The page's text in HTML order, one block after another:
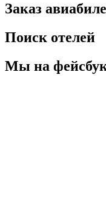
Заказ
Поиск отелей
Мы на